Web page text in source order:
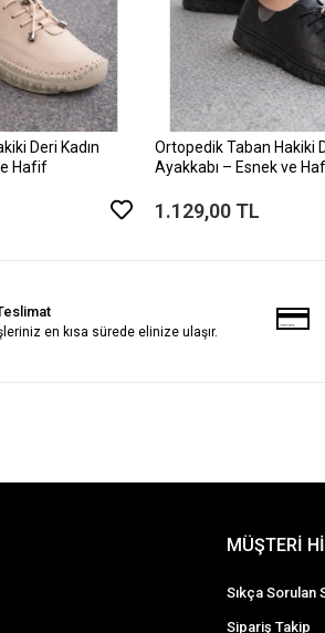
Deri Kadın
Hafif
Ortopedik Taban Hakiki
Ayakkabı – Esnek ve
1.129,00 TL
en kısa sürede elinize ulaşır.
MÜŞTERİ
Sıkça Sorulan
Sipariş Takip